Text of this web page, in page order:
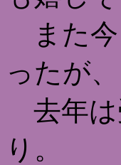
また今
ったが、
去年は
り。